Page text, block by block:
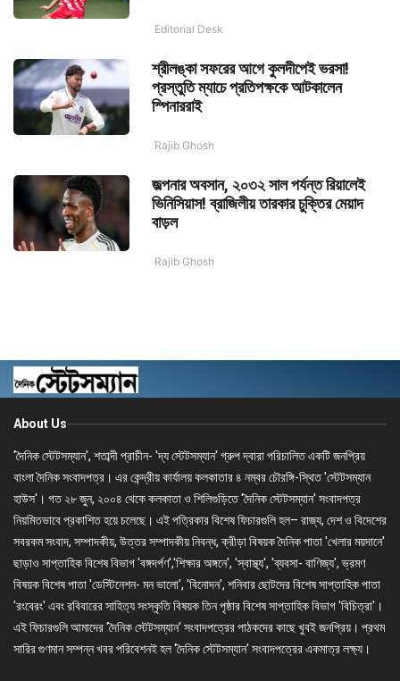
Editorial Desk
শ্রীলঙ্কা সফরের আগে কুলদীপেই ভরসা!
প্রস্তুতি ম্যাচে প্রতিপক্ষকে আটকালেন
স্পিনাররাই
Rajib Ghosh
জল্পনার অবসান, ২০৩২ সাল পর্যন্ত রিয়ালেই
ভিনিসিয়াস! ব্রাজিলীয় তারকার চুক্তির মেয়াদ
বাড়ল
Rajib Ghosh
About Us
'দৈনিক স্টেটসম্যান', শতাব্দী প্রাচীন- 'দ্য স্টেটসম্যান' গ্রুপ দ্বারা পরিচালিত একটি জনপ্রিয়
বাংলা দৈনিক সংবাদপত্র। এর কেন্দ্রীয় কার্যালয় কলকাতার ৪ নম্বর চৌরঙ্গি-স্থিত 'স্টেটসম্যান
হাউস'। গত ২৮ জুন, ২০০৪ থেকে কলকাতা ও শিলিগুড়িতে 'দৈনিক স্টেটসম্যান' সংবাদপত্র
নিয়মিতভাবে প্রকাশিত হয়ে চলেছে। এই পত্রিকার বিশেষ ফিচারগুলি হল– রাজ্য, দেশ ও বিদেশের
সবরকম সংবাদ, সম্পাদকীয়, উত্তর সম্পাদকীয় নিবন্ধ, ক্রীড়া বিষয়ক দৈনিক পাতা 'খেলার ময়দানে'
ছাড়াও সাপ্তাহিক বিশেষ বিভাগ 'বঙ্গদর্পণ','শিক্ষার অঙ্গনে', 'স্বাস্থ্য', 'ব্যবসা- বাণিজ্য', ভ্রমণ
বিষয়ক বিশেষ পাতা 'ডেস্টিনেশন- মন ভালো', 'বিনোদন', শনিবার ছোটদের বিশেষ সাপ্তাহিক পাতা
'রংবেরং' এবং রবিবারের সাহিত্য সংস্কৃতি বিষয়ক তিন পৃষ্ঠার বিশেষ সাপ্তাহিক বিভাগ 'বিচিত্রা'।
এই ফিচারগুলি আমাদের 'দৈনিক স্টেটসম্যান' সংবাদপত্রের পাঠকদের কাছে খুবই জনপ্রিয়। প্রথম
সারির গুণমান সম্পন্ন খবর পরিবেশনই হল 'দৈনিক স্টেটসম্যান' সংবাদপত্রের একমাত্র লক্ষ্য।